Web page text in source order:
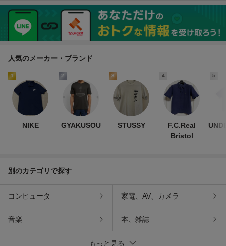
DIE ジップアップニット
フーディー パーカー M 美
ポリ レディース 身長155-
160cm向け
人気のメーカー・ブランド
1
NIKE
2
GYAKUSOU
3
STUSSY
4
F.C.Real
Bristol
5
別のカテゴリで探す
コンピュータ 家電、AV、カメラ
音楽 本、雑誌
もっと見る